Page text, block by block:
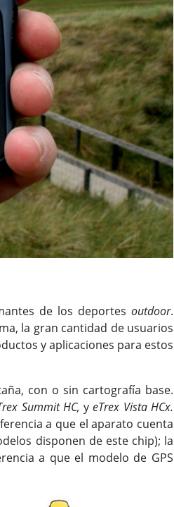
de los deportesoutdoor.
la gran cantidad de usuarios
y aplicaciones para estos
con o sin cartografía base.
Summit HC,y eTrex Vista HCx.
a que el aparato cuenta
disponen de este chip); la
a que el modelo de GPS